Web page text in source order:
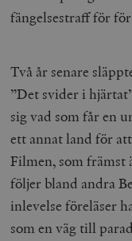
fängelsestraff för
Två år senare
”Det svider i
sig vad som får en
ett annat land för
Filmen, som främst
följer bland andra
inlevelse föreläser
som en väg till